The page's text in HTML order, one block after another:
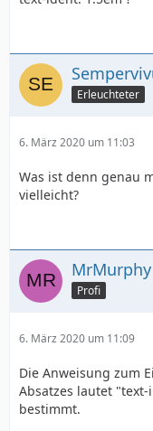
Erleuchteter
6. März 2020 um 11:03
Was ist denn genau
vielleicht?
MrMurphy
Profi
6. März 2020 um 11:09
Die Anweisung zum
Absatzes lautet
bestimmt.